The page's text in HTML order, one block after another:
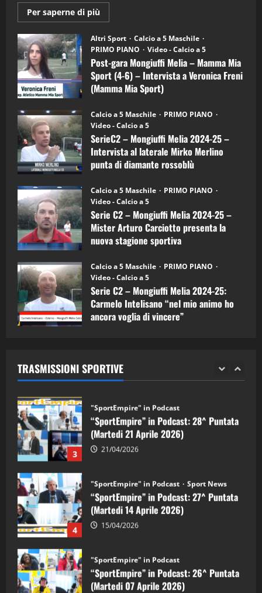
Per saperne di più
informazioni
Post-
gara
Mongiuffi
Melia
–
Mamma
Mia
Sport
6)
–
Intervista
a
mister
Arturo
Carciotto
(Mongiuffi
Altri Sport
Calcio a 5 Maschile
PRIMO PIANO
Video - Calcio a 5
Post-gara Mongiuffi Melia – Mamma Mia
Sport (4-6) – Intervista a Veronica Freni
(Mamma Mia Sport)
Calcio a 5 Maschile
PRIMO PIANO
Video - Calcio a 5
SerieC2 – Mongiuffi Melia 2024-25 –
Intervista al laterale Mirko Merlino
punta di diamante rossoblù
Calcio a 5 Maschile
PRIMO PIANO
Video - Calcio a 5
Serie C2 – Mongiuffi Melia 2024-25 –
Mister Arturo Carciotto presenta la
nuova stagione sportiva
Calcio a 5 Maschile
PRIMO PIANO
Video - Calcio a 5
Serie C2 – Mongiuffi Melia 2024-25:
Carmelo Intelisano “nel mio animo ho
ancora voglia di vincere”
TRASMISSIONI SPORTIVE
3
"SportEmpire" in Podcast
“SportEmpire” in Podcast: 28^ Puntata
(Martedi 21 Aprile 2026)
21/04/2026
4
“SportEmpire” in Podcast: 27^ Puntata
(Martedi 14 Aprile 2026)
15/04/2026
5
“SportEmpire” in Podcast: 26^ Puntata
(Martedi 07 Aprile 2026)
08/04/2026
1
“SportEmpire” in Podcast: 30^ Puntata
(Martedi 05 Maggio 2026)
08/05/2026
2 28/04/2026
3
"SportEmpire" in Podcast
“SportEmpire” in Podcast: 28^ Puntata
(Martedi 21 Aprile 2026)
21/04/2026
4
"SportEmpire" in Podcast Sport News
“SportEmpire” in Podcast: 27^ Puntata
(Martedi 14 Aprile 2026)
15/04/2026
"SportEmpire" in Podcast
“SportEmpire” in Podcast: 26^ Puntata
(Martedi 07 Aprile 2026)